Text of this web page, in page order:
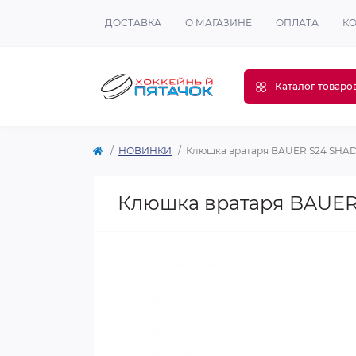
ДОСТАВКА О МАГАЗИНЕ ОПЛАТА
Каталог
НОВИНКИ Клюшка вратаря BAUER S24
Клюшка вратаря